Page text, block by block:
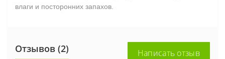
влаги и посторонних запахов.
Отзывов (2) Написать отзыв